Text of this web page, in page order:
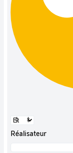
Réalisateur